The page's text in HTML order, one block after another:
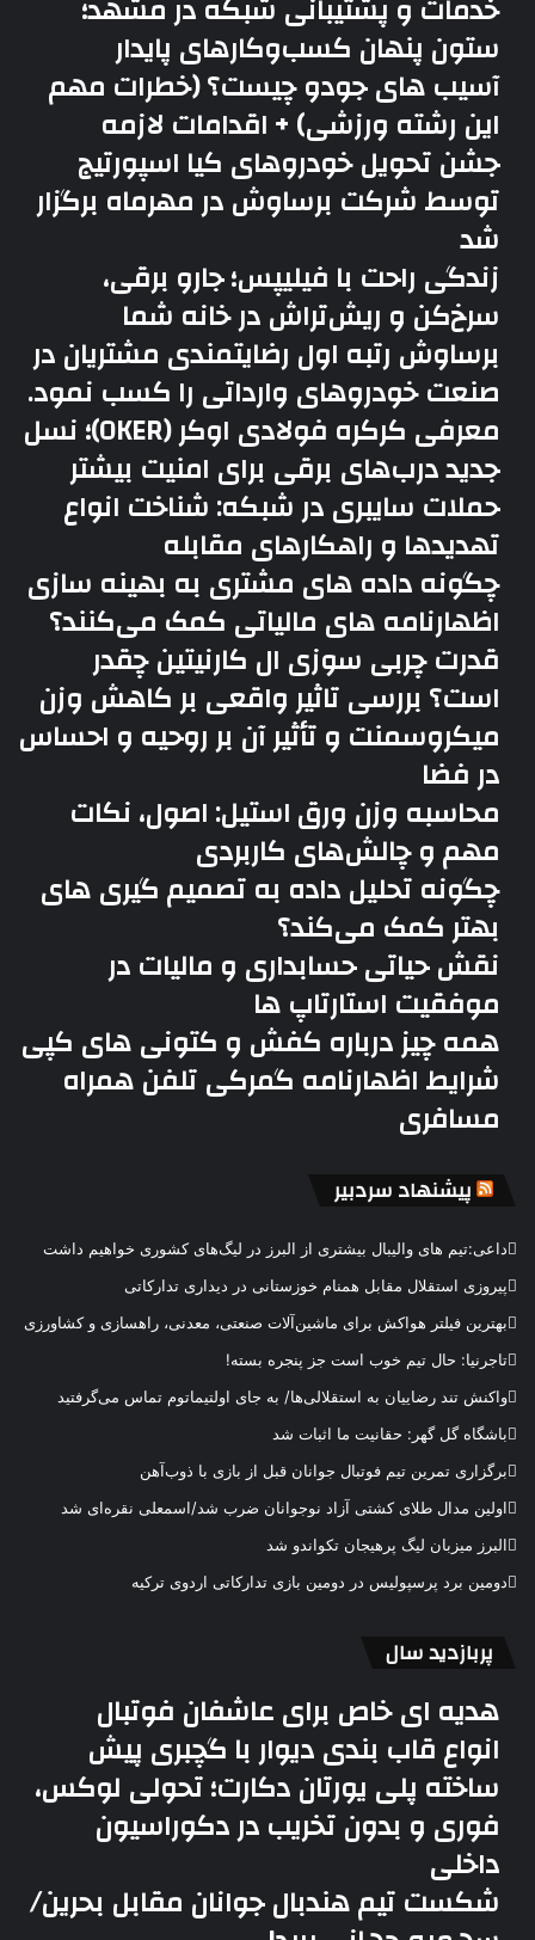
خدمات و پشتیبانی شبکه در مشهد؛
ستون پنهان کسب‌وکارهای پایدار
آسیب های جودو چیست؟ (خطرات مهم
این رشته ورزشی) + اقدامات لازمه
جشن تحویل خودروهای کیا اسپورتیج
توسط شرکت برساوش در مهرماه برگزار
شد
زندگی راحت با فیلیپس؛ جارو برقی،
سرخ‌کن و ریش‌تراش در خانه شما
برساوش رتبه اول رضایتمندی مشتریان در
صنعت خودروهای وارداتی را کسب نمود.
معرفی کرکره فولادی اوکر (OKER)؛ نسل
جدید درب‌های برقی برای امنیت بیشتر
حملات سایبری در شبکه: شناخت انواع
تهدیدها و راهکارهای مقابله
چگونه داده های مشتری به بهینه سازی
اظهارنامه های مالیاتی کمک می‌کنند؟
قدرت چربی سوزی ال کارنیتین چقدر
است؟ بررسی تاثیر واقعی بر کاهش وزن
میکروسمنت و تأثیر آن بر روحیه و احساس
در فضا
محاسبه وزن ورق استیل: اصول، نکات
مهم و چالش‌های کاربردی
چگونه تحلیل داده به تصمیم گیری های
بهتر کمک می‌کند؟
نقش حیاتی حسابداری و مالیات در
موفقیت استارتاپ ها
همه چیز درباره کفش و کتونی های کپی
شرایط اظهارنامه گمرکی تلفن همراه
مسافری
پیشنهاد سردبیر
داعی:تیم های والیبال بیشتری از البرز در لیگ‌های کشوری خواهیم داشت
پیروزی استقلال مقابل همنام خوزستانی در دیداری تدارکاتی
بهترین فیلتر هواکش برای ماشین‌آلات صنعتی، معدنی، راهسازی و کشاورزی
تاجرنیا: حال تیم خوب است جز پنجره بسته!
واکنش تند رضاییان به استقلالی‌ها/ به جای اولتیماتوم تماس می‌گرفتید
باشگاه گل گهر: حقانیت ما اثبات شد
برگزاری تمرین تیم فوتبال جوانان قبل از بازی با ذوب‌آهن
اولین مدال طلای کشتی آزاد نوجوانان ضرب شد/اسمعلی نقره‌ای شد
البرز میزبان لیگ پرهیجان تکواندو شد
دومین برد پرسپولیس در دومین بازی تدارکاتی اردوی ترکیه
پربازدید سال
هدیه ای خاص برای عاشفان فوتبال
انواع قاب بندی دیوار با گچبری پیش
ساخته پلی یورتان دکارت؛ تحولی لوکس،
فوری و بدون تخریب در دکوراسیون
داخلی
شکست تیم هندبال جوانان مقابل بحرین/